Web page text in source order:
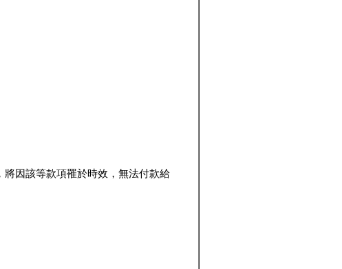
因該等款項罹於時效，無法付款給